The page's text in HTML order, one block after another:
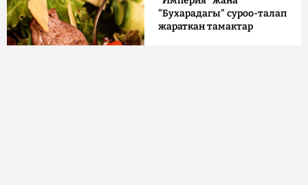
"Бухарадагы" суроо-талап
жараткан тамактар